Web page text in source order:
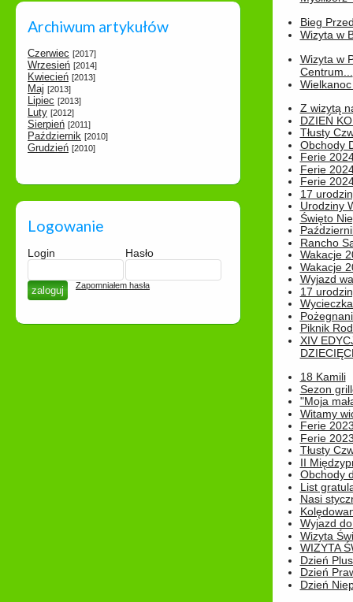
Archiwum artykułów
Czerwiec [2017]
Wrzesień [2014]
Kwiecień [2013]
Maj [2013]
Lipiec [2013]
Luty [2012]
Sierpień [2011]
Październik [2010]
Grudzień [2010]
Logowanie
Login Hasło
Zapomniałem hasła
Bieg
Wizyta w
Wizyta w
Centrum...
Z wizytą
DZIEŃ
Tłusty
Obchody
Ferie
Ferie
Ferie
17
Urodziny
Święto
Rancho
Wakacje
Wakacje
Wyjazd
17
Piknik
XIV
18 Kamili
Sezon
"Moja
Witamy
Ferie
Ferie
Tłusty
II
Obchody
List
Nasi
Wyjazd
Wizyta
WIZYTA
Dzień
Dzień
Dzień